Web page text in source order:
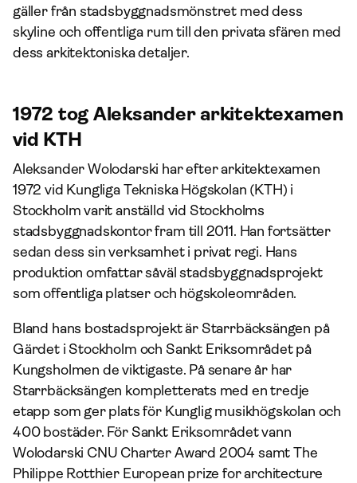
gäller från stadsbyggnadsmönstret med dess
skyline och offentliga rum till den privata sfären med
dess arkitektoniska detaljer.
1972 tog Aleksander arkitektexamen
vid KTH
Aleksander Wolodarski har efter arkitektexamen
1972 vid Kungliga Tekniska Högskolan (KTH) i
Stockholm varit anställd vid Stockholms
stadsbyggnadskontor fram till 2011. Han fortsätter
sedan dess sin verksamhet i privat regi. Hans
produktion omfattar såväl stadsbyggnadsprojekt
som offentliga platser och högskoleområden.
Bland hans bostadsprojekt är Starrbäcksängen på
Gärdet i Stockholm och Sankt Eriksområdet på
Kungsholmen de viktigaste. På senare år har
Starrbäcksängen kompletterats med en tredje
etapp som ger plats för Kunglig musikhögskolan och
400 bostäder. För Sankt Eriksområdet vann
Wolodarski CNU Charter Award 2004 samt The
Philippe Rotthier European prize for architecture